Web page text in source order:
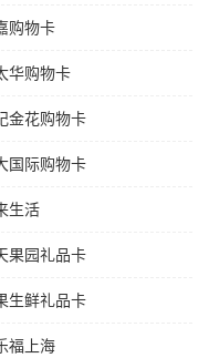
购物卡
华购物卡
金花购物卡
国际购物卡
生活
果园礼品卡
生鲜礼品卡
福上海